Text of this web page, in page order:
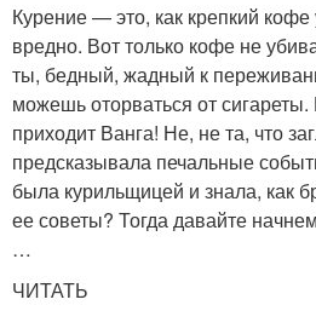
Курение — это, как крепкий кофе
вредно. Вот только кофе не
ты, бедный, жадный к
можешь оторваться от
приходит Ванга! Не, не та, что
предсказывала печальные
была курильщицей и знала, как
ее советы? Тогда давайте
…
ЧИТАТЬ